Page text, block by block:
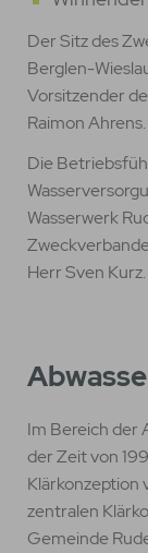
Der Sitz des
Berglen-
Vorsitzender
Raimon
Die
Wasserwerk
Herr Sven Kurz.
Im Bereich der
der Zeit von
Klärkonzeption
zentralen
Gemeinde